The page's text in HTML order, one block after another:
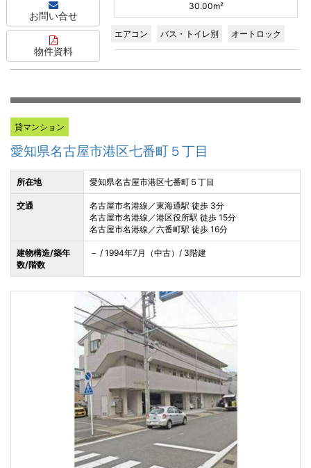
お問い合せ
物件資料
30.00m²
エアコン バス・トイレ別 オートロック
貸マンション
愛知県名古屋市港区七番町５丁目
所在地 愛知県名古屋市港区七番町５丁目
交通
名古屋市名港線／東海通駅 徒歩 3分
名古屋市名港線／港区役所駅 徒歩 15分
名古屋市名港線／六番町駅 徒歩 16分
建物構造/築年
数/階数
－ / 1994年7月（中古）/ 3階建